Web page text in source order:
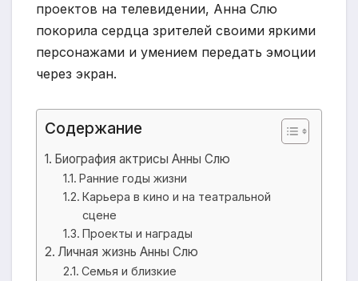
проектов на телевидении, Анна Слю
покорила сердца зрителей своими яркими
персонажами и умением передать эмоции
через экран.
Содержание
Биография актрисы Анны Слю
Ранние годы жизни
Карьера в кино и на театральной
сцене
Проекты и награды
Личная жизнь Анны Слю
Семья и близкие